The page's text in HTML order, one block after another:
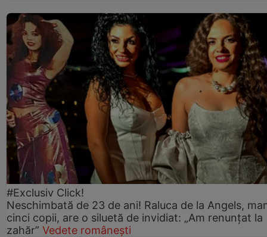
#Exclusiv Click!
Neschimbată de 23 de ani! Raluca de la Angels,
cinci copii, are o siluetă de invidiat: „Am renunțat la
zahăr” Vedete românești